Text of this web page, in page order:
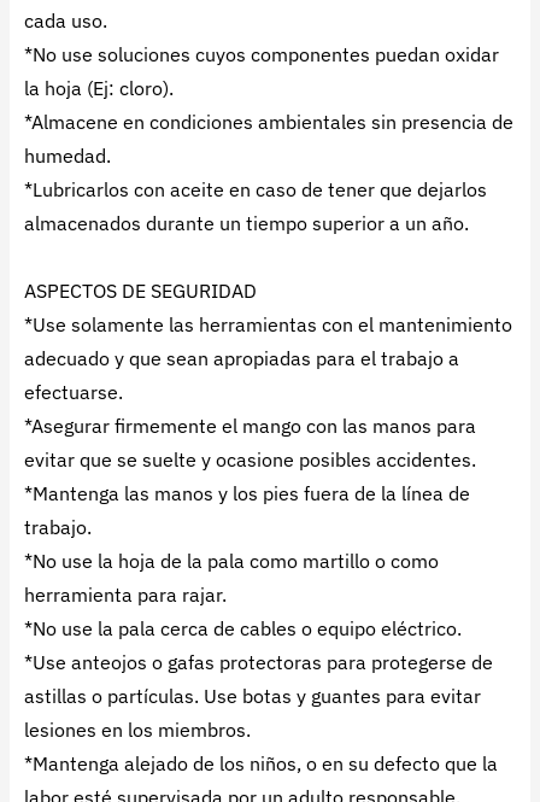
cada uso.
*No use soluciones cuyos componentes puedan oxidar
la hoja (Ej: cloro).
*Almacene en condiciones ambientales sin presencia de
humedad.
*Lubricarlos con aceite en caso de tener que dejarlos
almacenados durante un tiempo superior a un año.
ASPECTOS DE SEGURIDAD
*Use solamente las herramientas con el mantenimiento
adecuado y que sean apropiadas para el trabajo a
efectuarse.
*Asegurar firmemente el mango con las manos para
evitar que se suelte y ocasione posibles accidentes.
*Mantenga las manos y los pies fuera de la línea de
trabajo.
*No use la hoja de la pala como martillo o como
herramienta para rajar.
*No use la pala cerca de cables o equipo eléctrico.
*Use anteojos o gafas protectoras para protegerse de
astillas o partículas. Use botas y guantes para evitar
lesiones en los miembros.
*Mantenga alejado de los niños, o en su defecto que la
labor esté supervisada por un adulto responsable.